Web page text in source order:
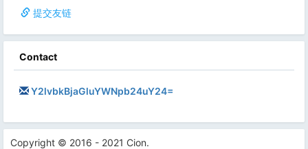
提交友链
Contact
Y2lvbkBjaGluYWNpb24uY24=
Copyright © 2016 - 2021 Cion.